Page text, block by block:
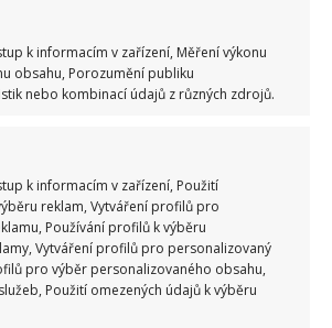
k informacím v zařízení, Měření výkonu
obsahu, Porozumění publiku
nebo kombinací údajů z různých zdrojů.
k informacím v zařízení, Použití
reklam, Vytváření profilů pro
Používání profilů k výběru
Vytváření profilů pro personalizovaný
pro výběr personalizovaného obsahu,
Použití omezených údajů k výběru
z trouby a
. Nebudete tak zbytečně plýtvat
že máte plastová okna
režimu, abyste zbytečně
nedávno popisovali.